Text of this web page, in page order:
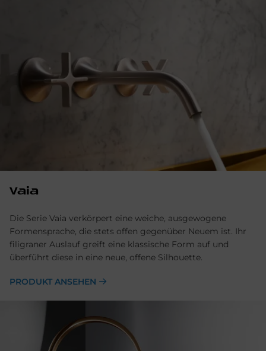
Vaia
Die Serie Vaia verkörpert eine weiche, ausgewogene
Formensprache, die stets offen gegenüber Neuem ist. Ihr
filigraner Auslauf greift eine klassische Form auf und
überführt diese in eine neue, offene Silhouette.
PRODUKT ANSEHEN